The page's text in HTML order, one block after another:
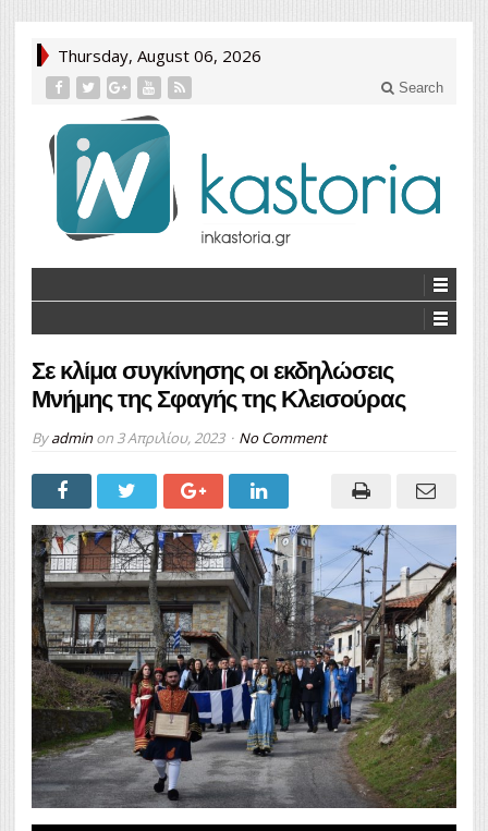
Thursday, August 06, 2026
Search
Σε κλίμα συγκίνησης οι εκδηλώσεις
Μνήμης της Σφαγής της Κλεισούρας
Byadminon 3 Απριλίου, 2023 No Comment